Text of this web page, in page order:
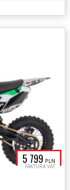
5 799 PLN
FAKTURA VAT